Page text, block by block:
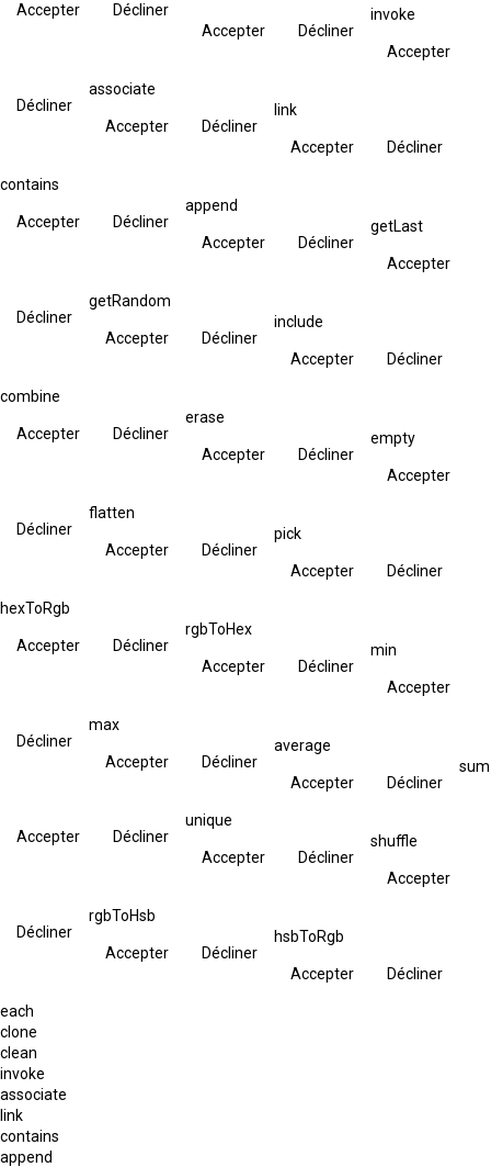
Accepter Décliner
Accepter Décliner
invoke
Accepter
Décliner
associate
Accepter Décliner
link
Accepter Décliner
contains
Accepter Décliner
append
Accepter Décliner
getLast
Accepter
Décliner
getRandom
Accepter Décliner
include
Accepter Décliner
combine
Accepter Décliner
erase
Accepter Décliner
empty
Accepter
Décliner
flatten
Accepter Décliner
pick
Accepter Décliner
hexToRgb
Accepter Décliner
rgbToHex
Accepter Décliner
min
Accepter
Décliner
max
Accepter Décliner
average
Accepter Décliner
sum
Accepter Décliner
unique
Accepter Décliner
shuffle
Accepter
Décliner
rgbToHsb
Accepter Décliner
hsbToRgb
Accepter Décliner
each
clone
clean
invoke
associate
link
contains
append